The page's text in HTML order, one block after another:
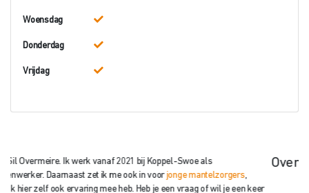
Woensdag
Donderdag
Vrijdag
keer
Over mij